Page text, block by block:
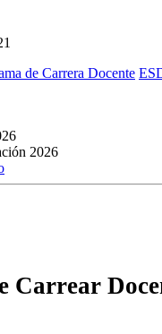
de Carrera Docente
2026
Carrear